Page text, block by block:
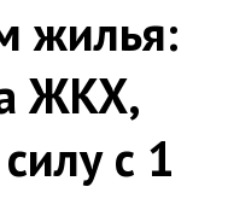
жилья:
ЖКХ,
с 1